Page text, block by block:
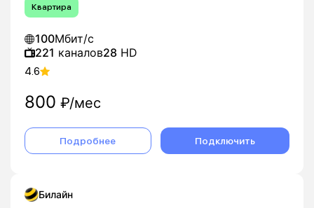
Квартира
100Мбит/с
221 каналов28 HD
4.6
800 ₽/мес
Подробнее Подключить
Билайн